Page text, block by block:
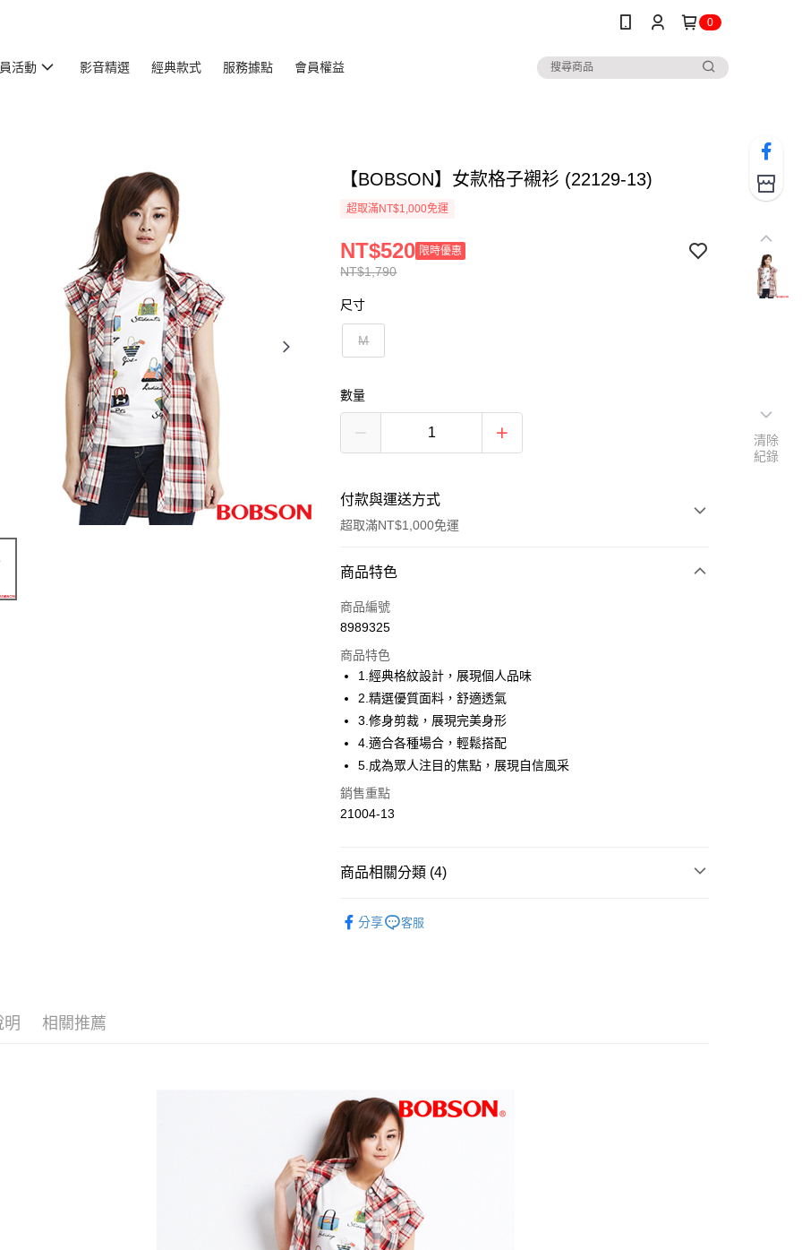
0
活動 影音精選 經典款式 服務據點 會員權益
【BOBSON】女款格子襯衫 (22129-13)
超取滿NT$1,000免運
NT$1,790
NT$520 限時優惠
尺寸
M
數量
付款與運送方式
超取滿NT$1,000免運
付款方式
信用卡一次付款
ATM付款
運送方式
付款後全家取貨
每筆NT$60，滿NT$1,000(含以上)免運費
付款後萊爾富取貨
付款後7-11取貨
宅配
商品特色
商品編號
8989325
商品特色
1.經典格紋設計，展現個人品味
2.精選優質面料，舒適透氣
3.修身剪裁，展現完美身形
4.適合各種場合，輕鬆搭配
5.成為眾人注目的焦點，展現自信風采
銷售重點
21004-13
商品相關分類 (4)
分享 客服
明 相關推薦
清除
紀錄